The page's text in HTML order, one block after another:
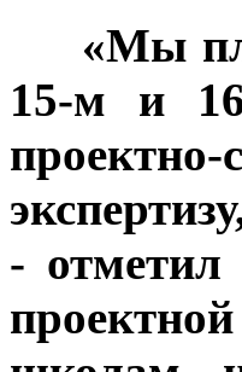
«Мы
15-м и
-